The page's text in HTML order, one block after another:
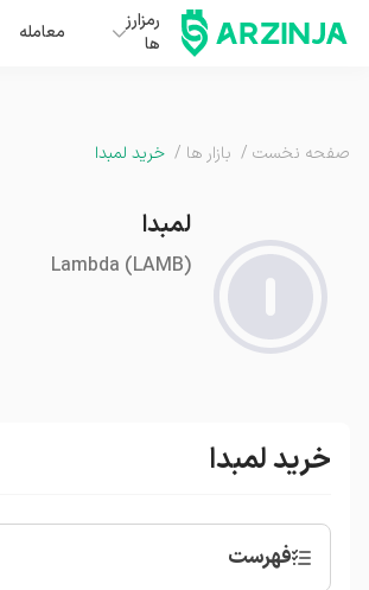
رمزارز
ها
معامله
صفحه نخست / بازار ها / خرید لمبدا
لمبدا
Lambda (LAMB)
خرید لمبدا
فهرست